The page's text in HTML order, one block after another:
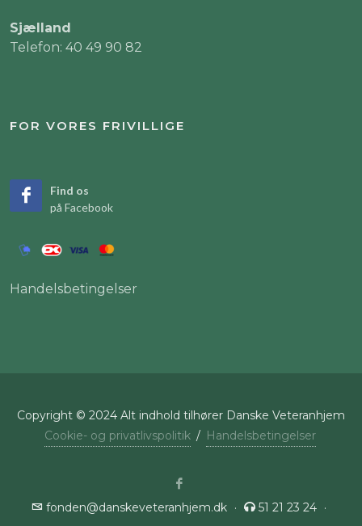
Sjælland
Telefon: 40 49 90 82
FOR VORES FRIVILLIGE
Find os
på Facebook
Handelsbetingelser
Copyright © 2024 Alt indhold tilhører Danske Veteranhjem
Cookie- og privatlivspolitik / Handelsbetingelser
fonden@danskeveteranhjem.dk · 51 21 23 24 ·